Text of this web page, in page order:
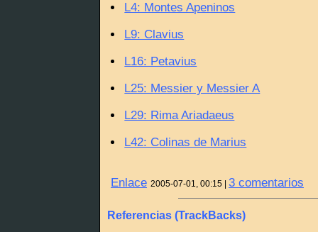
L4: Montes Apeninos
L9: Clavius
L16: Petavius
L25: Messier y Messier A
L29: Rima Ariadaeus
L42: Colinas de Marius
Enlace 2005-07-01, 00:15 | 3 comentarios
Referencias (TrackBacks)